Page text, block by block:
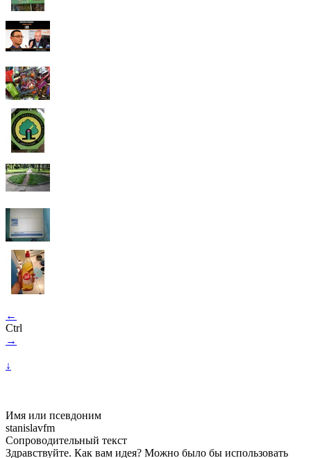
←
Ctrl
→
↓
Имя или псевдоним
stanislavfm
Сопроводительный текст
Здравствуйте. Как вам идея? Можно было бы использовать